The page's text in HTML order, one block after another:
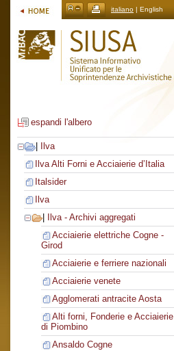
italiano | English
espandi l'albero
Ilva
Ilva Alti Forni e Acciaierie d’Italia
Italsider
Ilva
Ilva - Archivi aggregati
Acciaierie elettriche Cogne -
Girod
Acciaierie e ferriere nazionali
Acciaierie venete
Agglomerati antracite Aosta
Alti forni, Fonderie e Acciaierie
di Piombino
Ansaldo Cogne